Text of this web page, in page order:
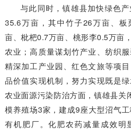
与此同时，镇雄县加快绿色
35.6万亩，其中竹子26万亩、
亩、枇杷0.7万亩、桃形李0.5万亩
农业；高质量谋划竹产业、纺织
精深加工产业园、红色文旅等项
品价值实现机制，努力实现既是绿
农业面源污染防治方面，镇雄县关
模养殖场3家，建成9座大型沼气
有机肥厂。化肥农药减量成效明